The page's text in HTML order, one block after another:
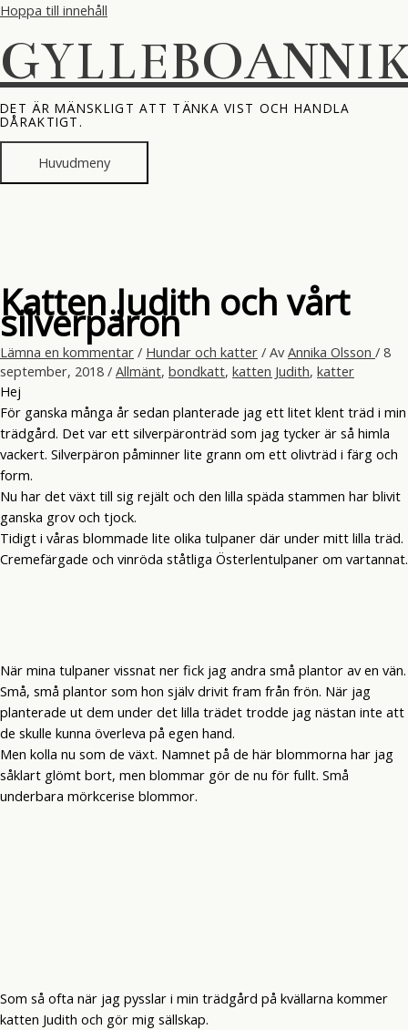
Hoppa till innehåll
DET ÄR MÄNSKLIGT ATT TÄNKA VIST OCH HANDLA
DÅRAKTIGT.
Huvudmeny
Katten Judith och vårt
silverpäron
Lämna en kommentar / Hundar och katter / Av Annika Olsson / 8
september, 2018 / Allmänt, bondkatt, katten Judith, katter
Hej
För ganska många år sedan planterade jag ett litet klent träd i min
trädgård. Det var ett silverpäronträd som jag tycker är så himla
vackert. Silverpäron påminner lite grann om ett olivträd i färg och
form.
Nu har det växt till sig rejält och den lilla späda stammen har blivit
ganska grov och tjock.
Tidigt i våras blommade lite olika tulpaner där under mitt lilla träd.
Cremefärgade och vinröda ståtliga Österlentulpaner om vartannat.
När mina tulpaner vissnat ner fick jag andra små plantor av en vän.
Små, små plantor som hon själv drivit fram från frön. När jag
planterade ut dem under det lilla trädet trodde jag nästan inte att
de skulle kunna överleva på egen hand.
Men kolla nu som de växt. Namnet på de här blommorna har jag
såklart glömt bort, men blommar gör de nu för fullt. Små
underbara mörkcerise blommor.
Som så ofta när jag pysslar i min trädgård på kvällarna kommer
katten Judith och gör mig sällskap.